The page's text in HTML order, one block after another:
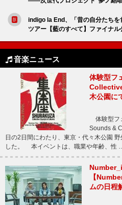
indigo la End、「昔の自分たち
ツアー【藍のすべて】ファイナル
音楽ニュース
体験型フ
木公園に
体験型フ
Sounds &
日の2日間にわたり、東京・代々木公園
した。 本イベントは、職業や年齢、性
【
ムの日程